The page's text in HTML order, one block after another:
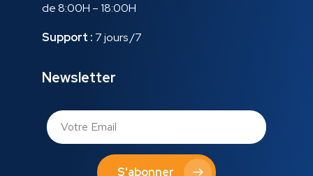
de 8:00H – 18:00H
Support : 7 jours /7
Newsletter
S'abonner